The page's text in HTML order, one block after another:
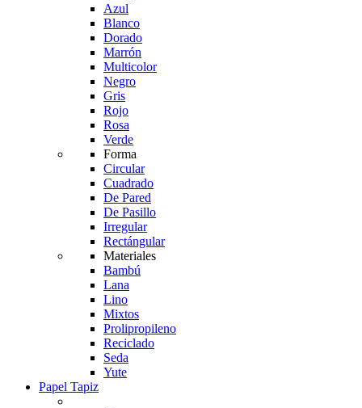
Azul
Blanco
Dorado
Marrón
Multicolor
Negro
Gris
Rojo
Rosa
Verde
Forma
Circular
Cuadrado
De Pared
De Pasillo
Irregular
Rectángular
Materiales
Bambú
Lana
Lino
Mixtos
Prolipropileno
Reciclado
Seda
Yute
Papel Tapiz